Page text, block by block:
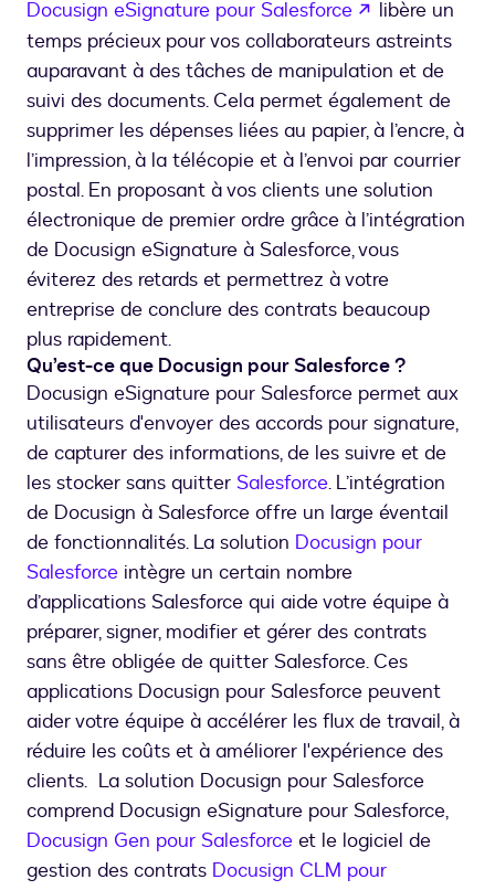
Docusign eSignature pour Salesforce
s’ouvre
libère un
temps précieux pour vos collaborateurs astreints
auparavant à des tâches de manipulation et de
suivi des documents. Cela permet également de
supprimer les dépenses liées au papier, à l’encre, à
l’impression, à la télécopie et à l’envoi par courrier
postal. En proposant à vos clients une solution
électronique de premier ordre grâce à l’intégration
de Docusign eSignature à Salesforce, vous
éviterez des retards et permettrez à votre
entreprise de conclure des contrats beaucoup
plus rapidement.
Qu’est-ce que Docusign pour Salesforce ?
Docusign eSignature pour Salesforce permet aux
utilisateurs d'envoyer des accords pour signature,
de capturer des informations, de les suivre et de
les stocker sans quitter Salesforce. L’intégration
de Docusign à Salesforce offre un large éventail
de fonctionnalités. La solution Docusign pour
Salesforce intègre un certain nombre
d’applications Salesforce qui aide votre équipe à
préparer, signer, modifier et gérer des contrats
sans être obligée de quitter Salesforce. Ces
applications Docusign pour Salesforce peuvent
aider votre équipe à accélérer les flux de travail, à
réduire les coûts et à améliorer l'expérience des
clients. La solution Docusign pour Salesforce
comprend Docusign eSignature pour Salesforce,
Docusign Gen pour Salesforce et le logiciel de
gestion des contrats Docusign CLM pour